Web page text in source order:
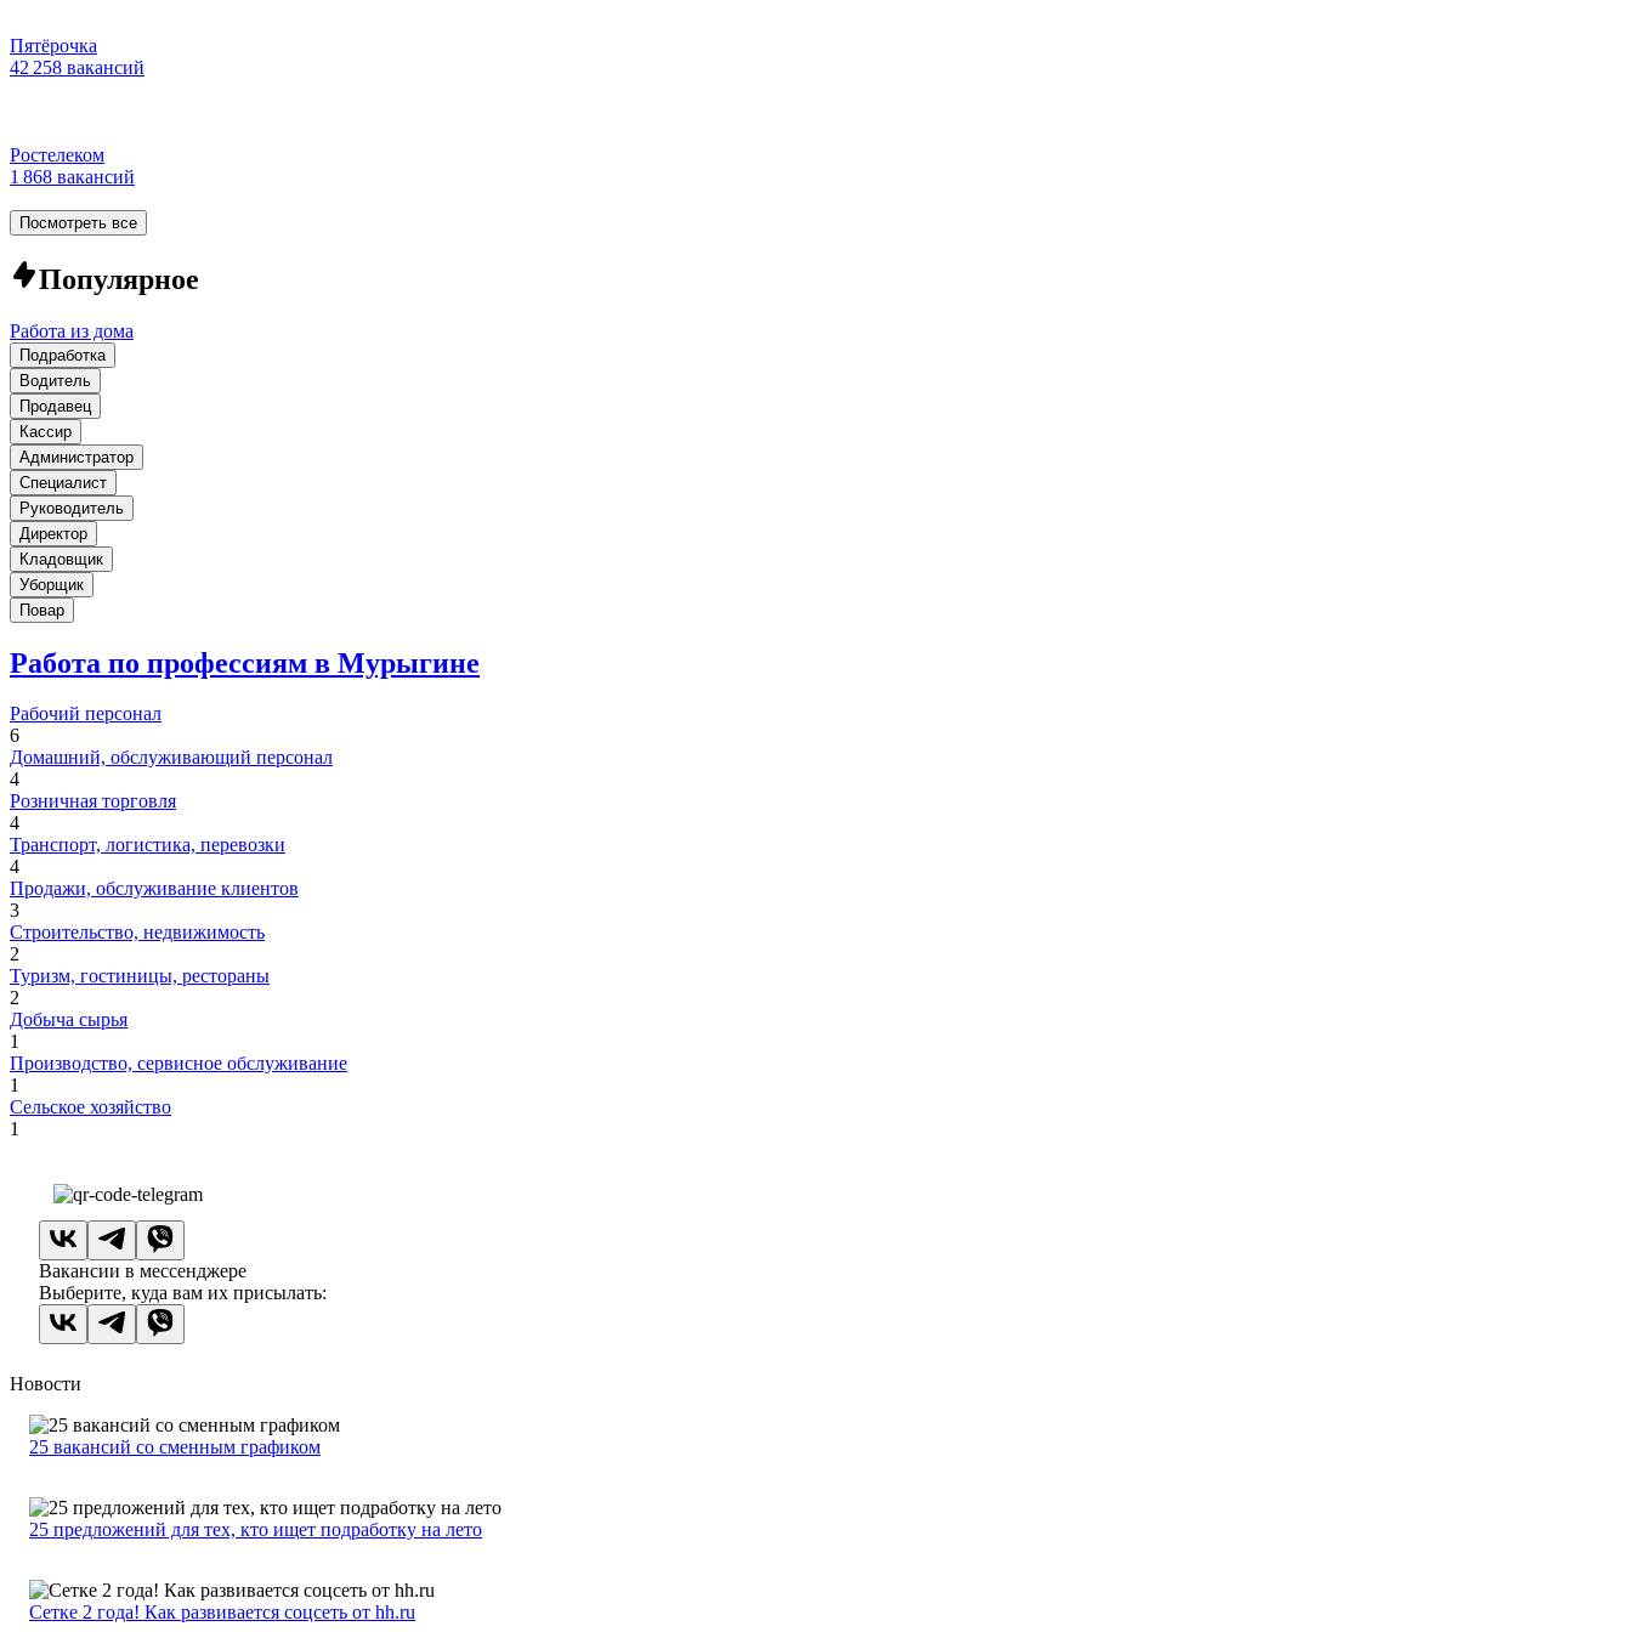
Пятёрочка
42 258 вакансий
Ростелеком
1 868 вакансий
Посмотреть все
Популярное
Работа из дома
Подработка
Водитель
Продавец
Кассир
Администратор
Специалист
Руководитель
Директор
Кладовщик
Уборщик
Повар
Работа по профессиям в Мурыгине
Рабочий персонал
6
Домашний, обслуживающий персонал
4
Розничная торговля
4
Транспорт, логистика, перевозки
4
Продажи, обслуживание клиентов
3
Строительство, недвижимость
2
Туризм, гостиницы, рестораны
2
Добыча сырья
1
Производство, сервисное обслуживание
1
Сельское хозяйство
1
Вакансии в мессенджере
Выберите, куда вам их присылать:
Новости
25 вакансий со сменным графиком
25 предложений для тех, кто ищет подработку на лето
Сетке 2 года! Как развивается соцсеть от hh.ru